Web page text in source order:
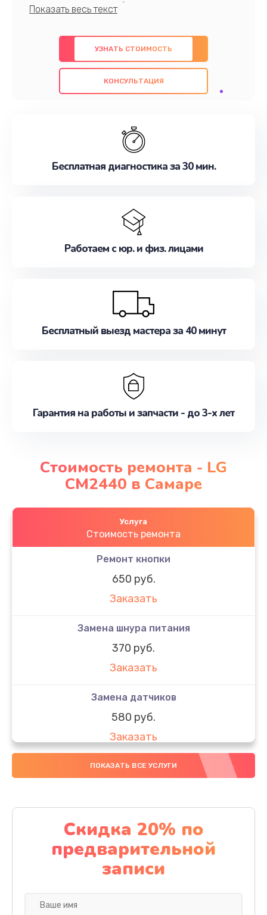
профессионалов с обширными знаниями и
предлагаем быстрый и качественный ремонт с
использованием оригинальных компонентов, а
также гарантируем качество всех
проведенных работ. Наша цель - предоставить
наилучшим образом. Не медлите записаться на
УЗНАТЬ СТОИМОСТЬ
КОНСУЛЬТАЦИЯ
Бесплатная диагностика за 30 мин.
Работаем с юр. и физ. лицами
Бесплатный выезд мастера за 40 минут
Гарантия на работы и запчасти - до 3-х лет
Стоимость ремонта - LG
CM2440 в Самаре
Услуга
Стоимость ремонта
Ремонт кнопки
650 руб.
Заказать
Замена шнура питания
370 руб.
Заказать
Замена датчиков
580 руб.
Заказать
Комплексная чистка
Заказать
Замена дисплея (экрана)
2000 руб.
Заказать
Ремонт платы электроники
ПОКАЗАТЬ ВСЕ УСЛУГИ
Скидка 20% по
предварительной
записи